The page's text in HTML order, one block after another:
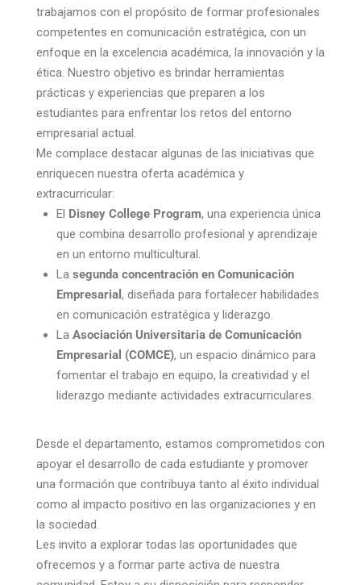
trabajamos con el propósito de formar profesionales
competentes en comunicación estratégica, con un
enfoque en la excelencia académica, la innovación y la
ética. Nuestro objetivo es brindar herramientas
prácticas y experiencias que preparen a los
estudiantes para enfrentar los retos del entorno
empresarial actual.
Me complace destacar algunas de las iniciativas que
enriquecen nuestra oferta académica y
extracurricular:
El Disney College Program, una experiencia única
que combina desarrollo profesional y aprendizaje
en un entorno multicultural.
La segunda concentración en Comunicación
Empresarial , diseñada para fortalecer habilidades
en comunicación estratégica y liderazgo.
La Asociación Universitaria de Comunicación
Empresarial (COMCE), un espacio dinámico para
fomentar el trabajo en equipo, la creatividad y el
liderazgo mediante actividades extracurriculares.
Desde el departamento, estamos comprometidos con
apoyar el desarrollo de cada estudiante y promover
una formación que contribuya tanto al éxito individual
como al impacto positivo en las organizaciones y en
la sociedad.
Les invito a explorar todas las oportunidades que
ofrecemos y a formar parte activa de nuestra